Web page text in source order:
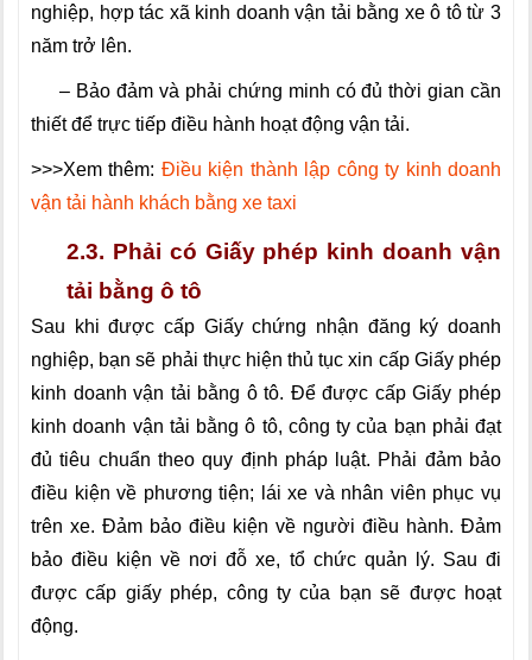
nghiệp, hợp tác xã kinh doanh vận tải bằng xe ô tô từ 3
năm trở lên.
– Bảo đảm và phải chứng minh có đủ thời gian cần
thiết để trực tiếp điều hành hoạt động vận tải.
>>>Xem thêm: Điều kiện thành lập công ty kinh doanh
vận tải hành khách bằng xe taxi
2.3. Phải có Giấy phép kinh doanh vận
tải bằng ô tô
Sau khi được cấp Giấy chứng nhận đăng ký doanh
nghiệp, bạn sẽ phải thực hiện thủ tục xin cấp Giấy phép
kinh doanh vận tải bằng ô tô. Để được cấp Giấy phép
kinh doanh vận tải bằng ô tô, công ty của bạn phải đạt
đủ tiêu chuẩn theo quy định pháp luật. Phải đảm bảo
điều kiện về phương tiện; lái xe và nhân viên phục vụ
trên xe. Đảm bảo điều kiện về người điều hành. Đảm
bảo điều kiện về nơi đỗ xe, tổ chức quản lý. Sau đi
được cấp giấy phép, công ty của bạn sẽ được hoạt
động.